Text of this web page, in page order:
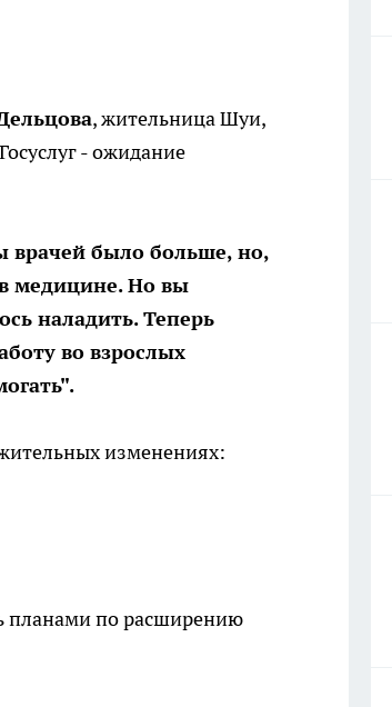
, жительница Шуи,
- ожидание
врачей было больше, но,
медицине. Но вы
наладить. Теперь
во взрослых
изменениях:
планами по расширению